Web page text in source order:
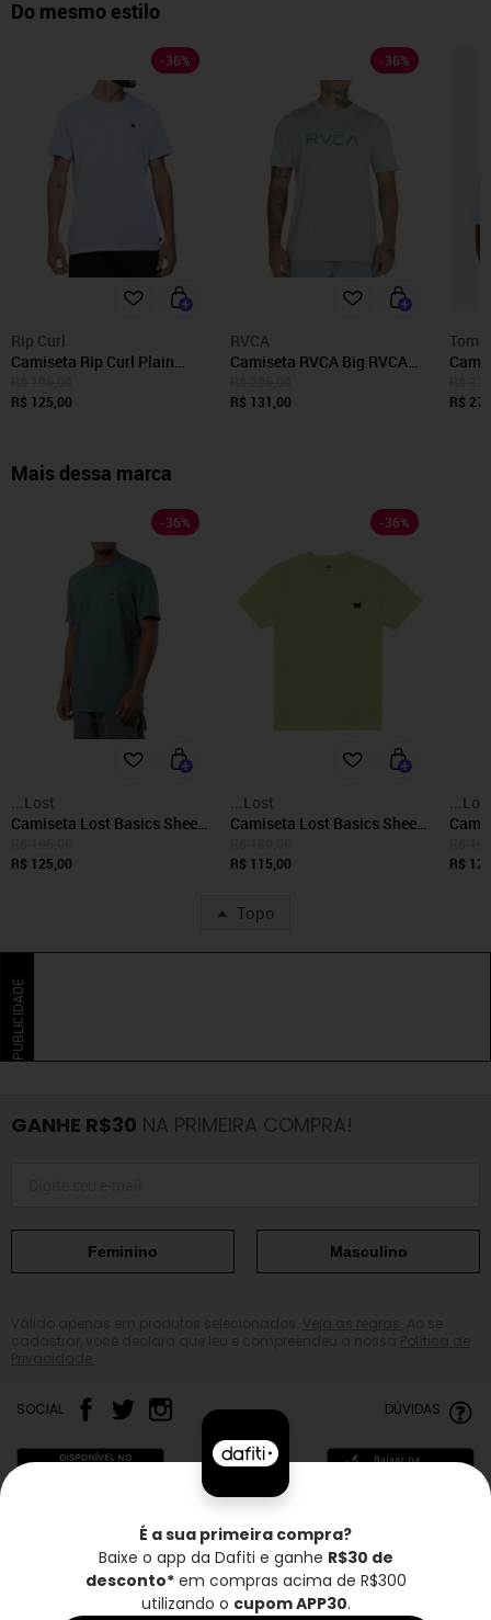
Do mesmo estilo
-36%
Rip Curl
Camiseta Rip Curl Plain
SM23 Azul Claro
R$ 125,00
-36%
RVCA
Camiseta RVCA Big RVCA
R$ 131,00
R$
Mais dessa marca
-36%
...Lost
Camiseta Lost Basics Sheep
Hossegor
R$ 125,00
-36%
...Lost
Camiseta Lost Basics Sheep
R$ 115,00
R$
Topo
PUBLICIDADE
GANHE R$30 NA PRIMEIRA COMPRA!
Feminino Masculino
SOCIAL DÚVIDAS
Frete grátis* Troca grátis Entrega rápida
É a sua primeira compra?
Baixe o app da Dafiti e ganhe R$30 de
desconto*em compras acima de R$300
utilizando o cupom APP30.